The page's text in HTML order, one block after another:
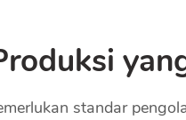
standar